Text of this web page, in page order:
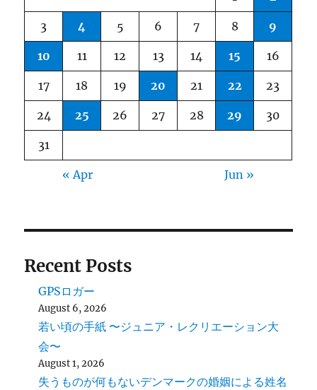
3 4 5 6 7 8 9
10 11 12 13 14 15 16
17 18 19 20 21 22 23
24 25 26 27 28 29 30
31
« Apr Jun »
Recent Posts
GPSロガー
August 6, 2026
若い頃の手紙 〜ジュニア・レクリエーション大
会〜
August 1, 2026
失うものが何もないデンマークの婚姻による姓名